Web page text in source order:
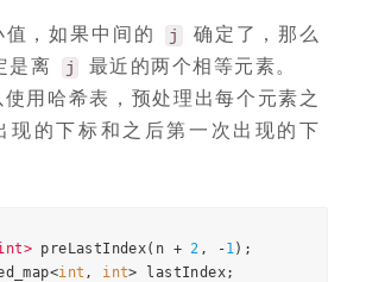
，如果中间的 j 确定了，那么
是离 j
最近的两个相等元素。
用哈希表，预处理出每个元素之
现的下标和之后第一次出现的下
> preLastIndex( n + 2 , -1);
<int , int> lastIndex;